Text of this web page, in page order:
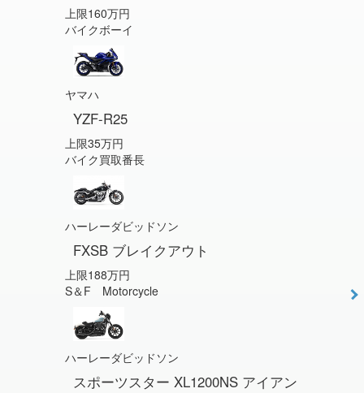
上限160万円
バイクボーイ
ヤマハ
YZF-R25
上限35万円
バイク買取番長
ハーレーダビッドソン
FXSB ブレイクアウト
上限188万円
S＆F Motorcycle
ハーレーダビッドソン
スポーツスター XL1200NS アイアン